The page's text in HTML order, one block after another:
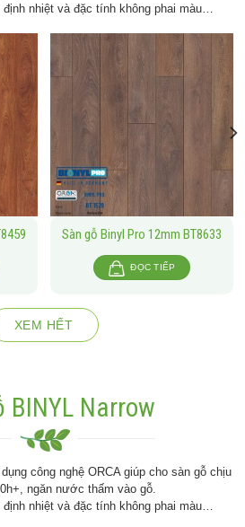
nhiệt và đặc tính không phai màu…
Sàn gỗ Binyl Pro 12mm BT8633
ĐỌC TIẾP
XEM HẾT
BINYL Narrow
công nghệ ORCA giúp cho sàn gỗ chịu
ngăn nước thấm vào gỗ.
nhiệt và đặc tính không phai màu…